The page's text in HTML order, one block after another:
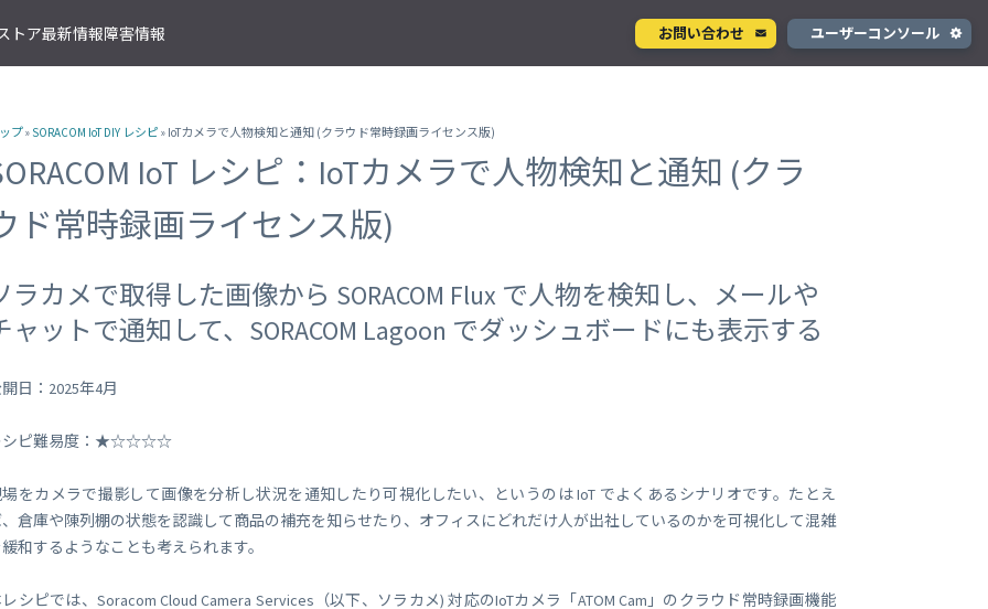
お問い合わせ ユーザーコンソール
トア最新情報障害情報
トワークゲートウェイ
ート接続
Canal
線接続
Door
接続
ラフィック処理
ンドリモートアクセス
Napter
Peek
データ転送支援
SORACOM Beam
認証サービス
SORACOM Endorse
クラウドファンクションアダプタ
データ収集・蓄積
SORACOM Lagoon
インラインプロセッシング
ソラカメ
手軽に始められるクラウド型カメラ
Wisora
業務支援のための生成 AI ボットサービス
ビジネス支援
Soracom Cloud MFA
SORACOM 導入事例集
IoT活用で実現する新規収益モデル
資料ダウンロード一覧
資料ダウンロード一覧
SORACOM はじめてサポート
IoT プロジェクトの“壁打ち”支援
プロフェッショナルサービス
お客様と一緒に IoT プロジェクトを推進
ソラコムのサポート
IoT SIM
組込み通信モジュール・アンテナ
USB 型通信デバイス
IoT ゲートウェイ・ルーター
IoT エッジカメラ
GPS トラッカー
IoT パッケージソリューション
株式会社ソラコム Facebook ページ
SORACOM YouTube チャンネル
企業情報
プ» SORACOM IoT DIY レシピ » IoTカメラで人物検知と通知 (クラウド常時録画ライセンス版)
IoT レシピ：IoTカメラで人物検知と通知 (クラ
ド常時録画ライセンス版)
ラカメで取得した画像から SORACOM Flux で人物を検知し、メールや
ャットで通知して、SORACOM Lagoon でダッシュボードにも表示する
日：2025年4月
シピ難易度：★☆☆☆☆
をカメラで撮影して画像を分析し状況を通知したり可視化したい、というのは IoT でよくあるシナリオです。たとえ
倉庫や陳列棚の状態を認識して商品の補充を知らせたり、オフィスにどれだけ人が出社しているのかを可視化して混雑
和するようなことも考えられます。
シピでは、Soracom Cloud Camera Services（以下、ソラカメ) 対応のIoTカメラ「ATOM Cam」のクラウド常時録画機能